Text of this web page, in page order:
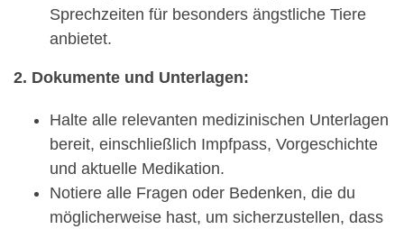
Sprechzeiten für besonders ängstliche Tiere
anbietet.
2. Dokumente und Unterlagen:
Halte alle relevanten medizinischen Unterlagen
bereit, einschließlich Impfpass, Vorgeschichte
und aktuelle Medikation.
Notiere alle Fragen oder Bedenken, die du
möglicherweise hast, um sicherzustellen, dass